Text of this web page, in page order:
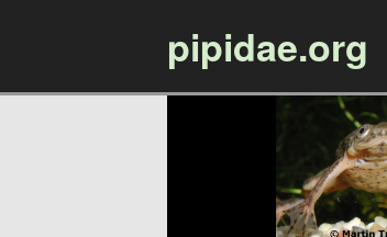
pipidae.org